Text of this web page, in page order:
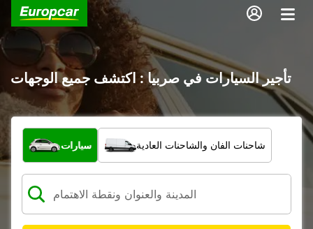
تأجير السيارات في صربيا : اكتشف جميع الوجهات
ما نوع المركبة؟
سيارات شاحنات الفان والشاحنات العادية